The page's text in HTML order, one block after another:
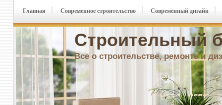
Строительный
Все о строительстве, ремонте и
Главная Современное строительство Современный дизайн